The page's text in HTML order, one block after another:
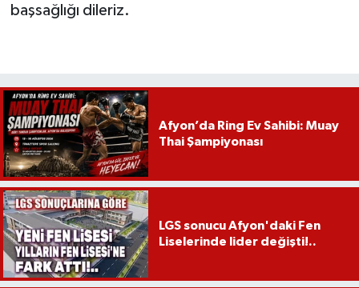
başsağlığı dileriz.
Afyon’da Ring Ev Sahibi: Muay
Thai Şampiyonası
LGS sonucu Afyon'daki Fen
Liselerinde lider değişti!..